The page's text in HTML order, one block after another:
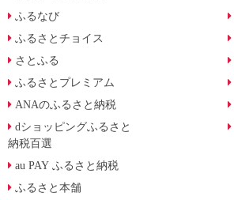
ふるなび
ふるさとチョイス
さとふる
ふるさとプレミアム
ANAのふるさと納税
dショッピングふるさと
納税百選
au PAY ふるさと納税
ふるさと本舗